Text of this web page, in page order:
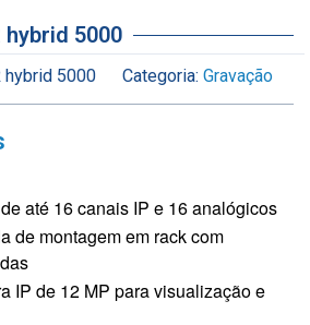
hybrid 5000
hybrid 5000 Categoria: Gravação
até 16 canais IP e 16 analógicos
de montagem em rack com
IP de 12 MP para visualização e